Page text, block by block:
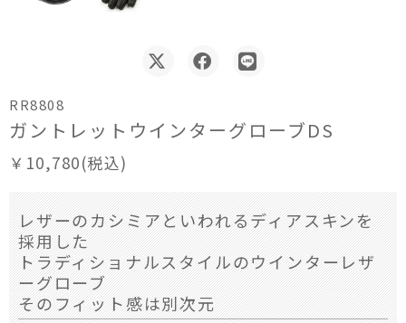
RR8808
ガントレットウインターグローブDS
￥10,780(税込)
レザーのカシミアといわれるディアスキンを
採用した
トラディショナルスタイルのウインターレザ
ーグローブ
そのフィット感は別次元